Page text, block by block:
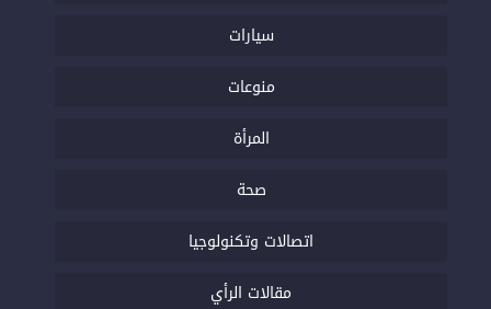
سيارات
منوعات
المرأة
صحة
اتصالات وتكنولوجيا
مقالات الرأي